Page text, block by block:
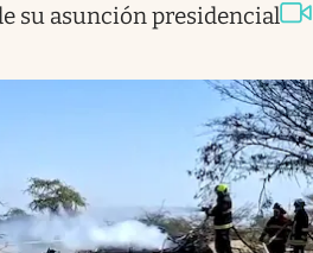
su asunción presidencial